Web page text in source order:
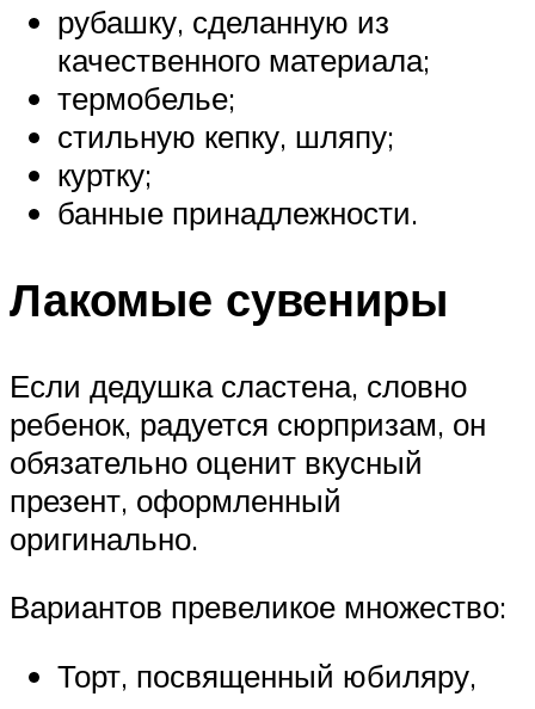
рубашку, сделанную из
качественного материала;
термобелье;
стильную кепку, шляпу;
куртку;
банные принадлежности.
Лакомые сувениры
Если дедушка сластена, словно
ребенок, радуется сюрпризам, он
обязательно оценит вкусный
презент, оформленный
оригинально.
Вариантов превеликое множество:
Торт, посвященный юбиляру,